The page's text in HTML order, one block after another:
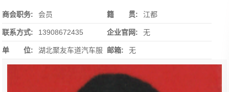
商会职务: 会员
联系方式: 13908672435
单 位: 湖北聚友车道汽车服
籍 贯: 江都
企业官网: 无
邮箱: 无